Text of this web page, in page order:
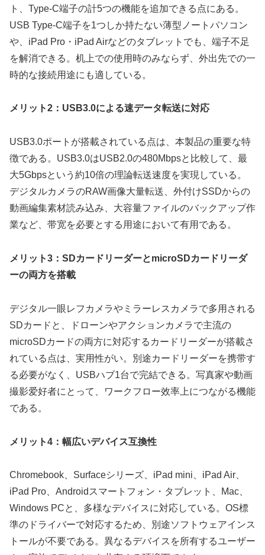
ト、Type-C端子の計5つの機能を追加できる点にある。
USB Type-C端子を1つしか持たない薄型ノートパソコン
や、iPad Pro・iPad Airなどのタブレットでも、端子不足
を解消できる。机上での使用時のみならず、外出先での一
時的な接続用途にも適している。
メリット2：USB3.0による速データ転送に対応
USB3.0ポートが搭載されている点は、本製品の重要な特
徴である。USB3.0はUSB2.0の480Mbpsと比較して、最
大5Gbpsという約10倍の理論転送速度を実現している。
デジタルカメラのRAW画像大量転送、外付けSSDからの
動画編集素材読み込み、大容量ファイルのバックアップ作
業など、带宽を必要とする用途において有用である。
メリット3：SDカードリーダーとmicroSDカードリーダ
ーの両方を搭載
デジタル一眼レフカメラやミラーレスカメラで多用される
SDカードと、ドローンやアクションカメラで主流の
microSDカードの両方に対応するカードリーダーが搭載さ
れている点は、実用性がい。別途カードリーダーを携带す
る必要がなく、USBハブ1台で完結できる。写真家や動画
撮影爱好者にとって、ワークフロー效率上につながる機能
である。
メリット4：幅広いデバイス互換性
Chromebook、Surfaceシリーズ、iPad mini、iPad Air、
iPad Pro、Androidスマートフォン・タブレット、Mac、
Windows PCと、多様なデバイスに対応している。OS標
準のドライバーで対応するため、別途ソフトウェアインス
トールが不要である。異なるデバイスを所有するユーザー